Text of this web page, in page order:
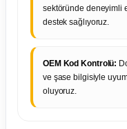
sektöründe deneyimli
destek sağlıyoruz.
OEM Kod Kontrolü:
ve şase bilgisiyle
oluyoruz.